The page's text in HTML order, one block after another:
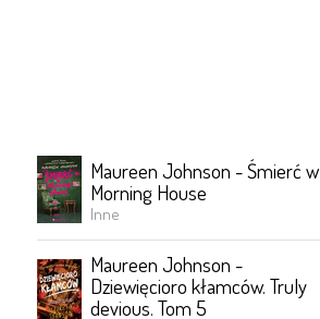
Maureen Johnson - Śmierć w
Morning House
Inne
Maureen Johnson -
Dziewięcioro kłamców. Truly
devious. Tom 5